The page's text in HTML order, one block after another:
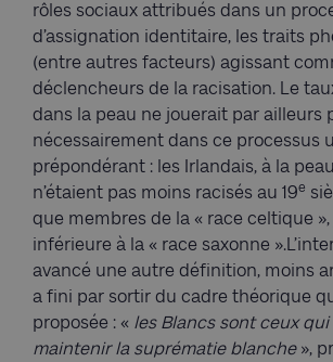
rôles sociaux attribués dans un
d’assignation identitaire, les traits
(entre autres facteurs) agissant
déclencheurs de la racisation. Le
dans la peau ne jouerait par ailleurs
nécessairement dans ce processus
prépondérant : les Irlandais, à la
n’étaient pas moins racisés au 19e
que membres de la « race celtique
inférieure à la « race saxonne
avancé une autre définition, moins
a fini par sortir du cadre théorique
proposée : « les Blancs sont ceux
maintenir la suprématie blanche»,